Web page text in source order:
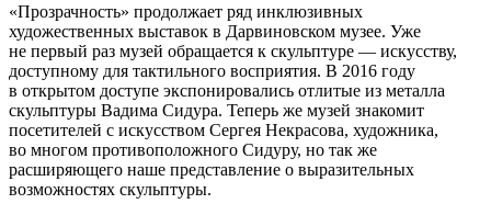
«Прозрачность» продолжает ряд инклюзивных
художественных выставок в Дарвиновском музее. Уже
не первый раз музей обращается к скульптуре — искусству,
доступному для тактильного восприятия. В 2016 году
в открытом доступе экспонировались отлитые из металла
скульптуры Вадима Сидура. Теперь же музей знакомит
посетителей с искусством Сергея Некрасова, художника,
во многом противоположного Сидуру, но так же
расширяющего наше представление о выразительных
возможностях скульптуры.